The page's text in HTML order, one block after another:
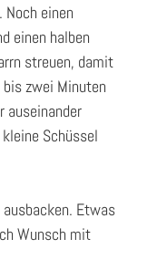
Noch einen
einen halben
streuen, damit
zwei Minuten
auseinander
Schüssel
Etwas
Wunsch mit